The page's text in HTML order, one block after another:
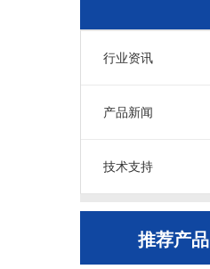
行业资讯
产品新闻
技术支持
推荐产品